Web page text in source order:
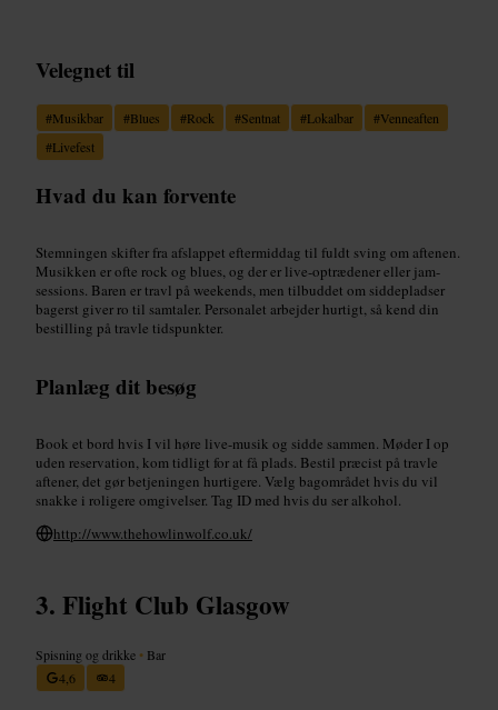
Velegnet til
#Musikbar #Blues #Rock #Sentnat #Lokalbar #Venneaften
#Livefest
Hvad du kan forvente
Stemningen skifter fra afslappet eftermiddag til fuldt sving om aftenen.
Musikken er ofte rock og blues, og der er live-optrædener eller jam-
sessions. Baren er travl på weekends, men tilbuddet om siddepladser
bagerst giver ro til samtaler. Personalet arbejder hurtigt, så kend din
bestilling på travle tidspunkter.
Planlæg dit besøg
Book et bord hvis I vil høre live-musik og sidde sammen. Møder I op
uden reservation, kom tidligt for at få plads. Bestil præcist på travle
aftener, det gør betjeningen hurtigere. Vælg bagområdet hvis du vil
snakke i roligere omgivelser. Tag ID med hvis du ser alkohol.
http://www.thehowlinwolf.co.uk/
Flight Club Glasgow
Spisning og drikke • Bar
4,6
4